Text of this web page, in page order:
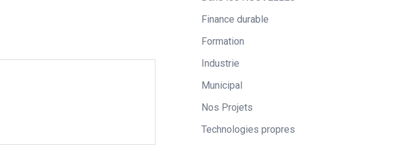
Finance durable
Formation
Industrie​
Municipal​
Nos Projets
Technologies propres​